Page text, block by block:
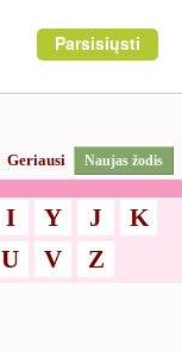
Parsisiųsti
Geriausi Naujas žodis
I Y J
K
U V Z